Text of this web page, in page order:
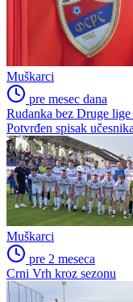
Muškarci
pre mesec dana
Rudanka bez Druge
Potvrđen spisak
Muškarci
pre 2 meseca
Crni Vrh kroz sezonu